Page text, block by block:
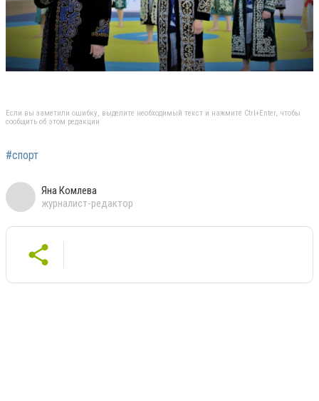
Если вы заметили ошибку, выделите необходимый текст и нажмите Ctrl+Enter, чтобы
сообщить об этом редакции
#спорт
Яна Комлева
журналист-редактор